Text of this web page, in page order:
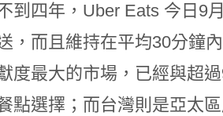
到四年，Uber Eats 今日9
，而且維持在平均30分鐘
度最大的市場，已經與超
點選擇；而台灣則是亞太